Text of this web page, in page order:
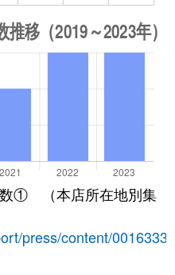
数① （本店所在地別集
press/content/